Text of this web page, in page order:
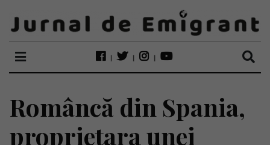
Româncă din Spania,
proprietara unei